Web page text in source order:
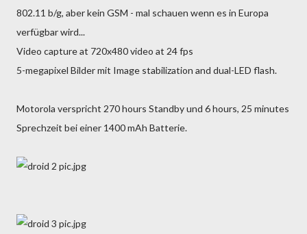
802.11 b/g, aber kein GSM - mal schauen wenn es in Europa
verfügbar wird...
Video capture at 720x480 video at 24 fps
5-megapixel Bilder mit Image stabilization and dual-LED flash.
Motorola verspricht 270 hours Standby und 6 hours, 25 minutes
Sprechzeit bei einer 1400 mAh Batterie.